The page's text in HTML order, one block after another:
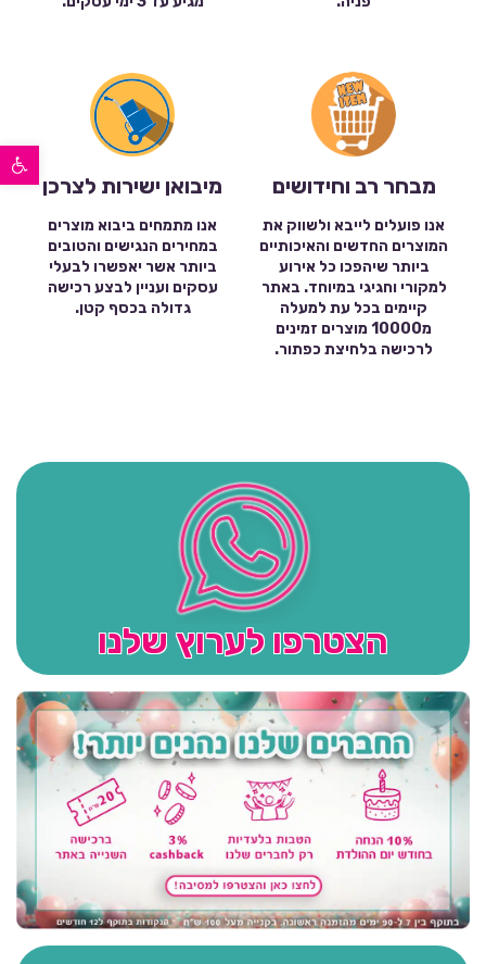
פתח סרגל נגישות
מבחר רב וחידושים
אנו פועלים לייבא ולשווק את
המוצרים החדשים והאיכותיים
ביותר שיהפכו כל אירוע
למקורי וחגיגי במיוחד. באתר
קיימים בכל עת למעלה
מ10000 מוצרים זמינים
לרכישה בלחיצת כפתור.
מיבואן ישירות לצרכן
אנו מתמחים ביבוא מוצרים
במחירים הנגישים והטובים
ביותר אשר יאפשרו לבעלי
עסקים ועניין לבצע רכישה
גדולה בכסף קטן.
הצטרפו לערוץ שלנו